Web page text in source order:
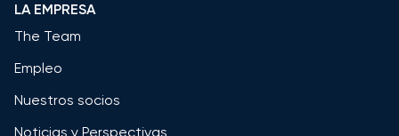
LA EMPRESA
The Team
Empleo
Nuestros socios
Noticias y Perspectivas